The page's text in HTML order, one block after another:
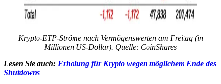
Krypto-ETP-Ströme nach Vermögenswerten am Freitag (in
Millionen US-Dollar). Quelle: CoinShares
Lesen Sie auch: Erholung für Krypto wegen möglichem Ende des
Shutdowns